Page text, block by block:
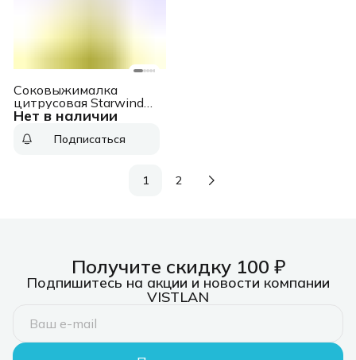
Нет в наличии
Соковыжималка
цитрусовая Starwind
SJ1121 30Вт
желтый/прозрачный
Подписаться
1 2
Получите скидку 100 ₽
Подпишитесь на акции и новости компании
VISTLAN